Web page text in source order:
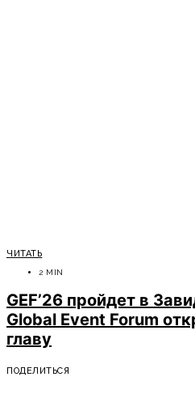
ЧИТАТЬ
2 MIN
GEF’26 пройдет в
Global Event Forum
главу
ПОДЕЛИТЬСЯ